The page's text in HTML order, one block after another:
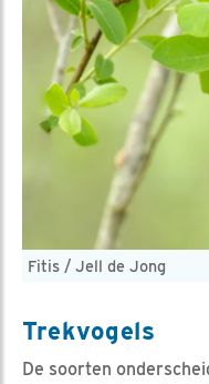
Fitis / Jell de Jong
Trekvogels
De soorten